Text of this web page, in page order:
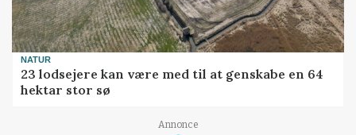
NATUR
23 lodsejere kan være med til at genskabe en 64
hektar stor sø
Annonce